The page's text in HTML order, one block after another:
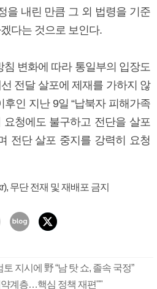
을 내린 만큼 그 외 법령을 기준
다는 것으로 보인다.
변화에 따라 통일부의 입장도
전달 살포에 제재를 가하지 않
인 지난 9일 “납북자 피해가족
청에도 불구하고 전단을 살포
전단 살포 중지를 강력히 요청
무단 전재 및 재배포 금지
지시에 野 “남 탓 쇼, 졸속 국정”
계층…핵심 정책 재편""